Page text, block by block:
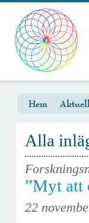
Hem
Alla
”Myt att
22